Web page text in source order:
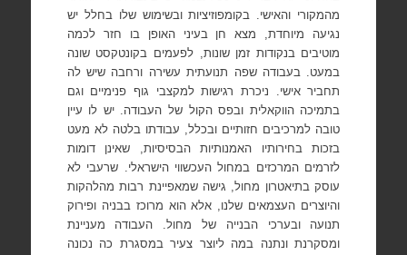
מהמקורי והאישי. בקומפוזיציות ובשימוש שלו בחלל יש
נגיעה מיוחדת, מצא חן בעיני האופן בו חזר לכמה
מוטיבים בנקודות זמן שונות, לפעמים בקונטקסט שונה
במעט. בעבודה שפה תנועתית עשירה ורחבה שיש לה
תחביר אישי. ניכרת רגישות למקצבי גוף פנימיים וגם
בתמיכה הווקאלית ובפס הקול של העבודה. יש לו עיין
טובה למרכיבים חזותיים ובכלל, עבודתו בלטה לא מעט
בזכות בחירותיו האמנותיות הבסיסיות, שאינן דומות
לזרמים המרכזים במחול העכשווי הישראלי. שרעבי לא
עוסק בתיאטרון מחול, גישה שמאפיינת רבות מהלהקות
והיוצרים העצמאים שלנו, אלא הוא מרוכז בבניה ופירוק
תנועה ובערכי הבנייה של מחול. העבודה מעניינת
ומסקרנת ונתנה במה ליוצר צעיר במסגרת כה נכונה